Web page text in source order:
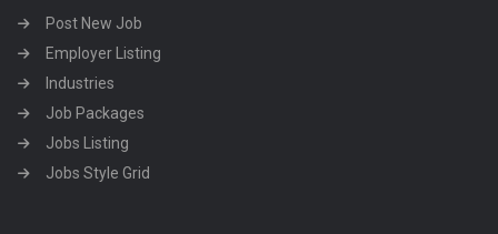
Post New Job
Employer Listing
Industries
Job Packages
Jobs Listing
Jobs Style Grid